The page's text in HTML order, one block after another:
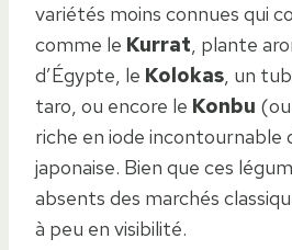
variétés moins connues qui
comme le Kurrat, plante
d’Égypte, le Kolokas, un
taro, ou encore le Konbu
riche en iode incontournable
japonaise. Bien que ces
absents des marchés
à peu en visibilité.